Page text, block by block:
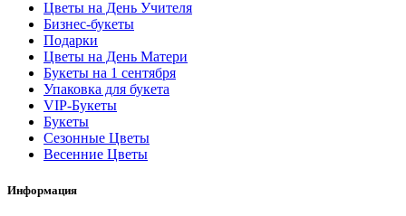
Цветы на День Учителя
Бизнес-букеты
Подарки
Цветы на День Матери
Букеты на 1 сентября
Упаковка для букета
VIP-Букеты
Букеты
Сезонные Цветы
Весенние Цветы
Информация